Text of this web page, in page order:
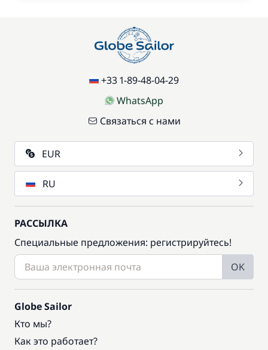
+33 1-89-48-04-29
WhatsApp
Связаться с нами
EUR
RU
РАССЫЛКА
Специальные предложения: регистрируйтесь!
OK
Globe Sailor
Кто мы?
Как это работает?